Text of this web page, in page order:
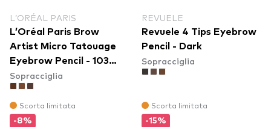
L’ORÉAL PARIS
L’Oréal Paris Brow
Artist Micro Tatouage
Eyebrow Pencil - 103
Dark Blonde
Sopracciglia
Scorta limitata
-8%
REVUELE
Revuele 4 Tips Eyebrow
Pencil - Dark
Sopracciglia
Scorta limitata
-15%